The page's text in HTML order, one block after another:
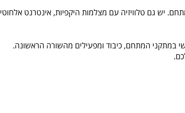
גם טלוויזיה עם מצלמות היקפיות, אינטרנט אלחוטי
במתקני המתחם, כיבוד ומפעילים מהשורה הראשונה.